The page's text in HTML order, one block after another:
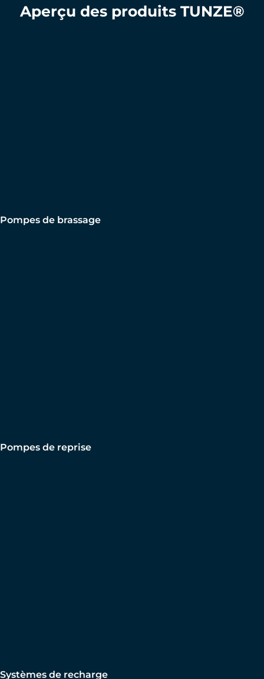
Aperçu des produits TUNZE®
Pompes de brassage
Pompes de reprise
Systèmes de recharge